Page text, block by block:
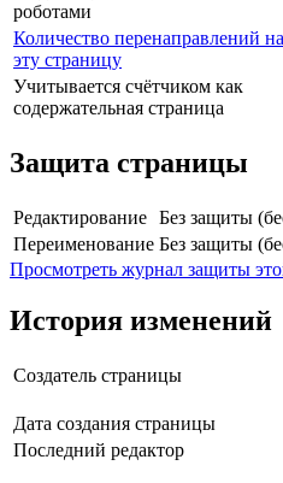
роботами
Количество перенаправлений на
эту страницу
Учитывается счётчиком как
содержательная страница
Защита страницы
Редактирование Без защиты
Переименование Без защиты
Просмотреть журнал защиты
История изменений
Создатель страницы
Дата создания страницы
Последний редактор